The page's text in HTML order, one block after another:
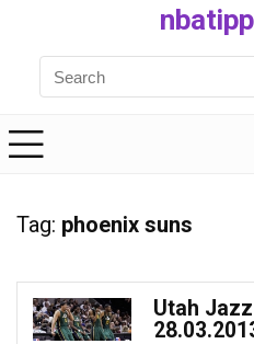
Tag: phoenix suns
Utah